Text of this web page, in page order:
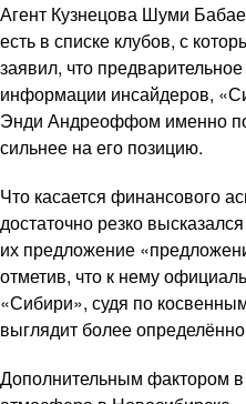
Агент Кузнецова Шуми
есть в списке клубов, с
заявил, что
информации инсайдеров,
Энди Андреоффом именно
сильнее на его позицию.
Что касается финансового
достаточно резко
их предложение
отметив, что к нему
«Сибири», судя по
выглядит более
Дополнительным фактором